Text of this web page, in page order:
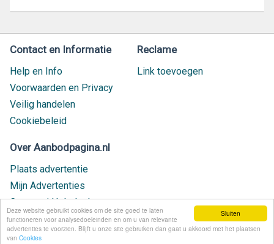
Sluiten
Deze website gebruikt cookies om de site goed te laten
functioneren voor analysedoeleinden en om u van relevante
advertenties te voorzien. Blijft u onze site gebruiken dan gaat u akkoord met het plaatsen
van Cookies
Contact en Informatie
Help en Info
Voorwaarden en Privacy
Veilig handelen
Cookiebeleid
Reclame
Link toevoegen
Over Aanbodpagina.nl
Plaats advertentie
Mijn Advertenties
Contact / Helpdesk
Nieuw geplaatst